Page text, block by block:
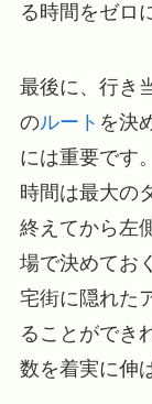
る時間をゼロ
最後に、行き
のルート を決
には重要です
時間は最大の
終えてから左
場で決めてお
宅街に隠れた
ることができ
数を着実に伸